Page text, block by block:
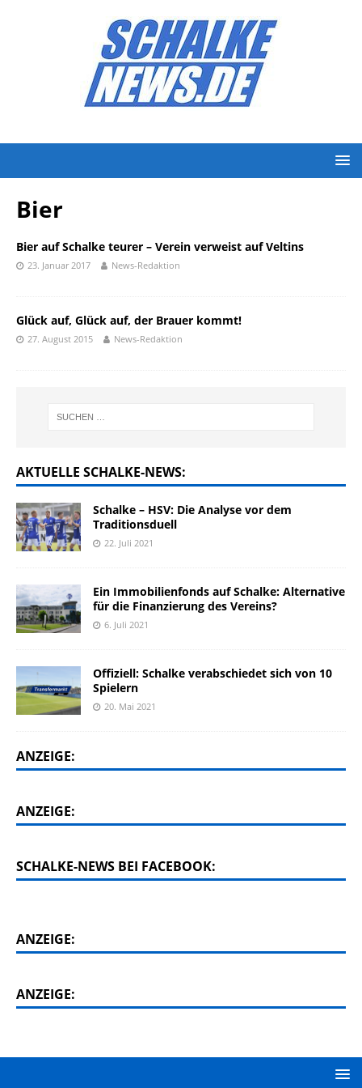
Bier
Bier auf Schalke teurer – Verein verweist auf Veltins
23. Januar 2017 News-Redaktion
Glück auf, Glück auf, der Brauer kommt!
27. August 2015 News-Redaktion
AKTUELLE SCHALKE-NEWS:
Schalke – HSV: Die Analyse vor dem
Traditionsduell
22. Juli 2021
Ein Immobilienfonds auf Schalke: Alternative
für die Finanzierung des Vereins?
6. Juli 2021
Offiziell: Schalke verabschiedet sich von 10
Spielern
20. Mai 2021
ANZEIGE:
ANZEIGE:
SCHALKE-NEWS BEI FACEBOOK:
ANZEIGE:
ANZEIGE: